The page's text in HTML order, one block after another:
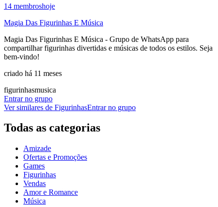
14 membroshoje
Magia Das Figurinhas E Música
Magia Das Figurinhas E Música - Grupo de WhatsApp para
compartilhar figurinhas divertidas e músicas de todos os estilos. Seja
bem-vindo!
criado há 11 meses
figurinhasmusica
Entrar no grupo
Ver similares de FigurinhasEntrar no grupo
Todas as categorias
Amizade
Ofertas e Promoções
Games
Figurinhas
Vendas
Amor e Romance
Música